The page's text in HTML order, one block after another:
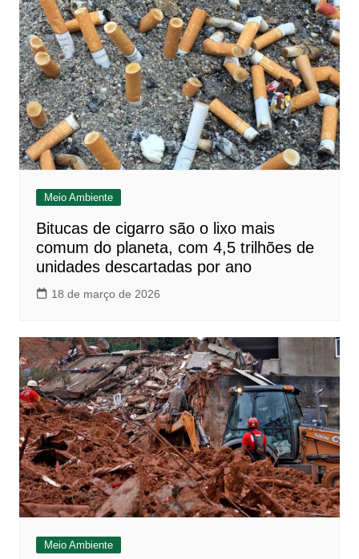
Meio Ambiente
Bitucas de cigarro são o lixo mais
comum do planeta, com 4,5 trilhões de
unidades descartadas por ano
18 de março de 2026
Meio Ambiente